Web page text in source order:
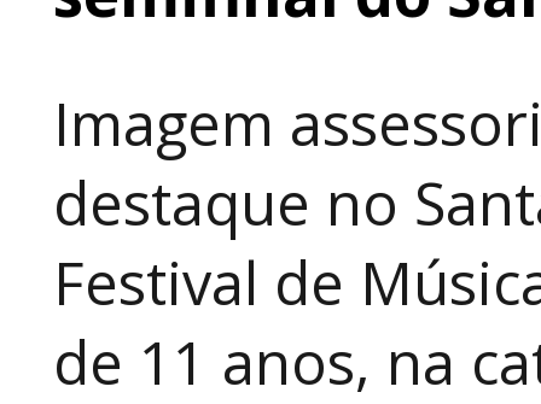
Imagem
destaque no
Festival de
de 11 anos, na